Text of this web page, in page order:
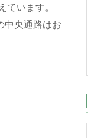
います。
中央通路はお